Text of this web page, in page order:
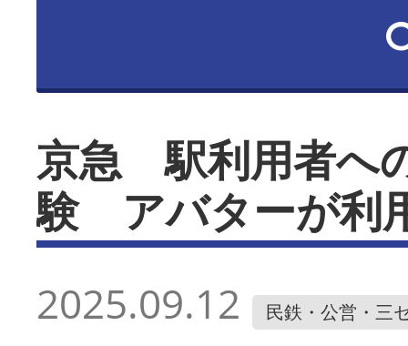
京急 駅利用者へ
験 アバターが利
2025.09.12 民鉄・公営・三